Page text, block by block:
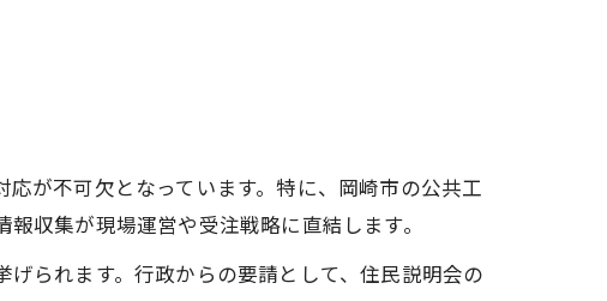
が不可欠となっています。特に、岡崎市の公共工
収集が現場運営や受注戦略に直結します。
られます。行政からの要請として、住民説明会の